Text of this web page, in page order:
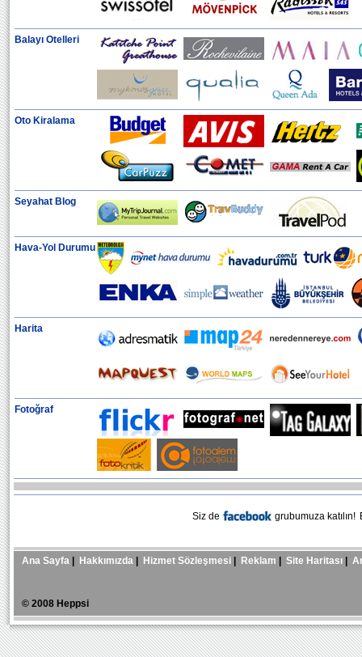
Balayı Otelleri
Oto Kiralama
Seyahat Blog
Hava-Yol Durumu
Harita
Fotoğraf
Siz de grubumuza katılın!
Ana Sayfa Hakkımızda Hizmet Sözleşmesi Reklam Site Haritası
© 2008 Heppsi